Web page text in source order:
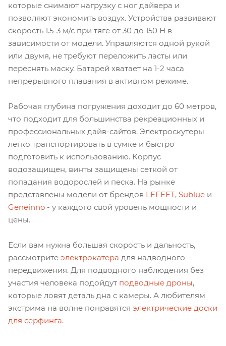
которые снимают нагрузку с ног дайвера и
позволяют экономить воздух. Устройства развивают
скорость 1.5-3 м/с при тяге от 30 до 150 Н в
зависимости от модели. Управляются одной рукой
или двумя, не требуют переложить ласты или
переснять маску. Батарей хватает на 1-2 часа
непрерывного плавания в активном режиме.
Рабочая глубина погружения доходит до 60 метров,
что подходит для большинства рекреационных и
профессиональных дайв-сайтов. Электроскутеры
легко транспортировать в сумке и быстро
подготовить к использованию. Корпус
водозащищен, винты защищены сеткой от
попадания водорослей и песка. На рынке
представлены модели от брендов LEFEET, Sublue и
Geneinno - у каждого свой уровень мощности и
цены.
Если вам нужна большая скорость и дальность,
рассмотрите электрокатера для надводного
передвижения. Для подводного наблюдения без
участия человека подойдут подводные дроны,
которые ловят деталь дна с камеры. А любителям
экстрима на волне понравятся электрические доски
для серфинга.